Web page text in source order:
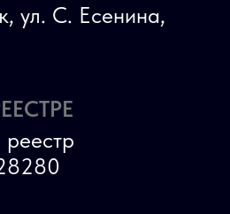
ул. С. Есенина,